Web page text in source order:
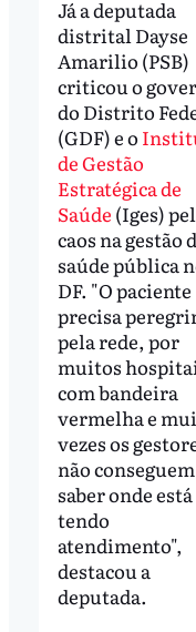
Já a deputada
distrital Dayse
Amarilio (PSB)
criticou o
do Distrito
(GDF) e o
de Gestão
Estratégica de
Saúde (Iges)
caos na gestão
saúde pública
DF. "O paciente
precisa
pela rede, por
muitos
com bandeira
vermelha e
vezes os
não conseguem
saber onde está
tendo
atendimento",
destacou a
deputada.